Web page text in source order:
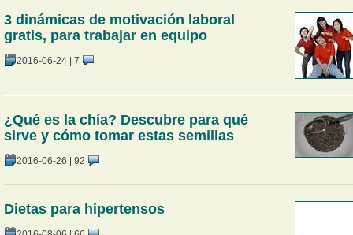
3 dinámicas de motivación laboral
gratis, para trabajar en equipo
2016-06-24| 7
¿Qué es la chía? Descubre para qué
sirve y cómo tomar estas semillas
2016-06-26 | 92
Dietas para hipertensos